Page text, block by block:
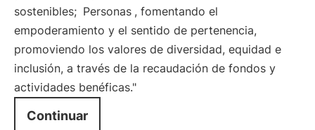
sostenibles; Personas , fomentando el
empoderamiento y el sentido de pertenencia,
promoviendo los valores de diversidad, equidad e
inclusión, a través de la recaudación de fondos y
actividades benéficas."
Continuar